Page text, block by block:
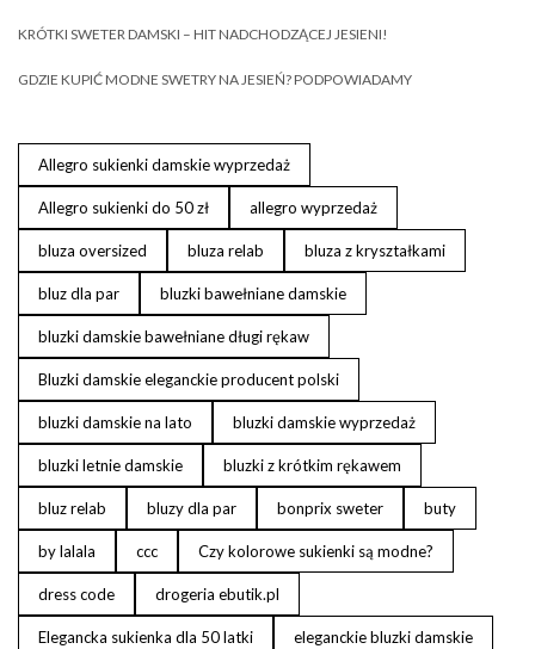
KRÓTKI SWETER DAMSKI – HIT NADCHODZĄCEJ JESIENI!
GDZIE KUPIĆ MODNE SWETRY NA JESIEŃ? PODPOWIADAMY
Allegro sukienki damskie wyprzedaż
Allegro sukienki do 50 zł allegro wyprzedaż
bluza oversized bluza relab bluza z kryształkami
bluz dla par bluzki bawełniane damskie
bluzki damskie bawełniane długi rękaw
Bluzki damskie eleganckie producent polski
bluzki damskie na lato bluzki damskie wyprzedaż
bluzki letnie damskie bluzki z krótkim rękawem
bluz relab bluzy dla par bonprix sweter buty
by lalala ccc Czy kolorowe sukienki są modne?
dress code drogeria ebutik.pl
Elegancka sukienka dla 50 latki eleganckie bluzki damskie